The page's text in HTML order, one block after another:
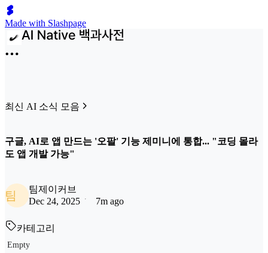
Made with Slashpage
최신 AI 소식 모음
구글, AI로 앱 만드는 '오팔' 기능 제미니에 통합... "코딩 몰라
도 앱 개발 가능"
팀
팀제이커브
Dec 24, 2025
7m ago
카테고리
Empty